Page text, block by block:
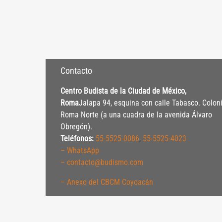
Contacto
Centro Budista de la Ciudad de México,
RomaJalapa 94, esquina con calle Tabasco.
Roma Norte (a una cuadra de la avenida Álvaro
Obregón).
Teléfonos: 55-5525-0086, 55-5525-4023
– WhatsApp
– contacto@budismo.com
– Anexo del CBCM Coyoacán